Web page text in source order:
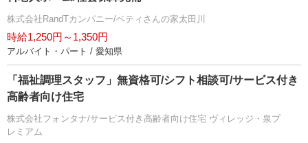
株式会社RandTカンパニー/ベティさんの家太田川
時給1,250円～1,350円
アルバイト・パート / 愛知県
「福祉調理スタッフ」無資格可/シフト相談可/サービス付き
高齢者向け住宅
株式会社フォンタナ/サービス付き高齢者向け住宅 ヴィレッジ・泉プ
レミアム